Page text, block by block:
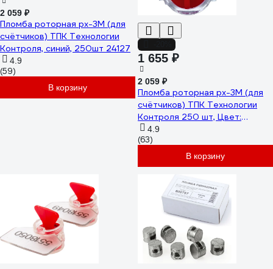
2 059 ₽
Пломба роторная рх-3М (для
счётчиков) ТПК Технологии
Контроля, синий, 250шт 24127
4.9
(59)
В корзину
1 655 ₽
2 059 ₽
Пломба роторная рх-3М (для
счётчиков) ТПК Технологии
Контроля 250 шт, Цвет:
красный 24136
4.9
(63)
В корзину